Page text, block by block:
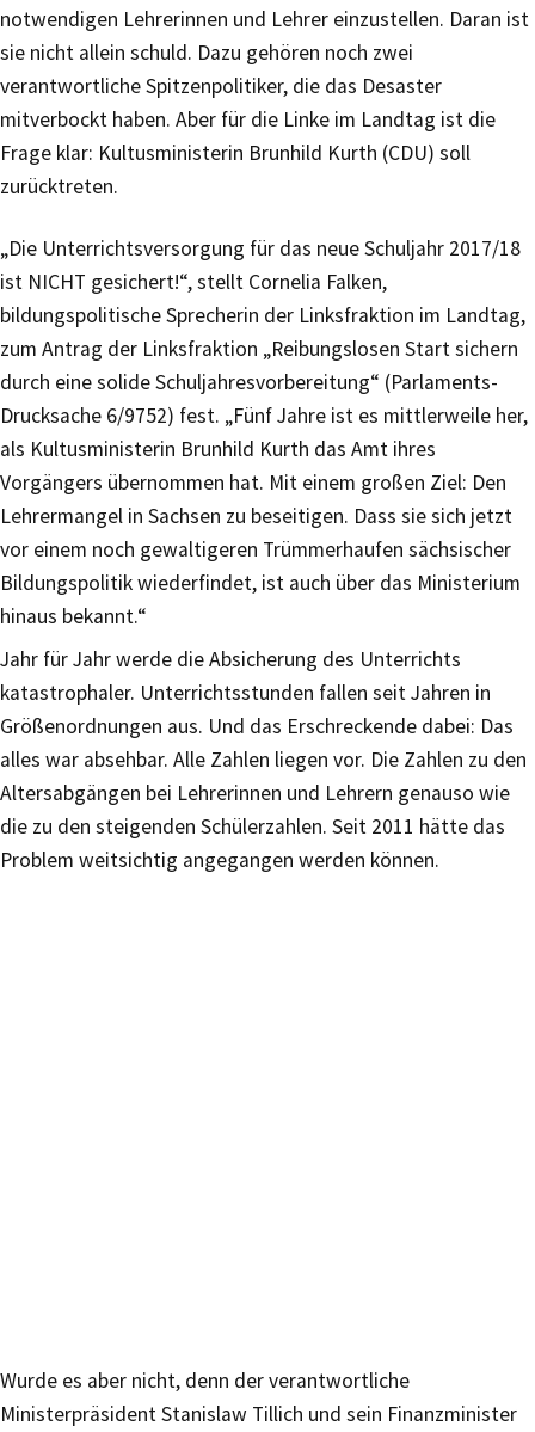
notwendigen Lehrerinnen und Lehrer einzustellen. Daran ist
sie nicht allein schuld. Dazu gehören noch zwei
verantwortliche Spitzenpolitiker, die das Desaster
mitverbockt haben. Aber für die Linke im Landtag ist die
Frage klar: Kultusministerin Brunhild Kurth (CDU) soll
zurücktreten.
„Die Unterrichtsversorgung für das neue Schuljahr 2017/18
ist NICHT gesichert!“, stellt Cornelia Falken,
bildungspolitische Sprecherin der Linksfraktion im Landtag,
zum Antrag der Linksfraktion „Reibungslosen Start sichern
durch eine solide Schuljahresvorbereitung“ (Parlaments-
Drucksache 6/9752) fest. „Fünf Jahre ist es mittlerweile her,
als Kultusministerin Brunhild Kurth das Amt ihres
Vorgängers übernommen hat. Mit einem großen Ziel: Den
Lehrermangel in Sachsen zu beseitigen. Dass sie sich jetzt
vor einem noch gewaltigeren Trümmerhaufen sächsischer
Bildungspolitik wiederfindet, ist auch über das Ministerium
hinaus bekannt.“
Jahr für Jahr werde die Absicherung des Unterrichts
katastrophaler. Unterrichtsstunden fallen seit Jahren in
Größenordnungen aus. Und das Erschreckende dabei: Das
alles war absehbar. Alle Zahlen liegen vor. Die Zahlen zu den
Altersabgängen bei Lehrerinnen und Lehrern genauso wie
die zu den steigenden Schülerzahlen. Seit 2011 hätte das
Problem weitsichtig angegangen werden können.
Wurde es aber nicht, denn der verantwortliche
Ministerpräsident Stanislaw Tillich und sein Finanzminister